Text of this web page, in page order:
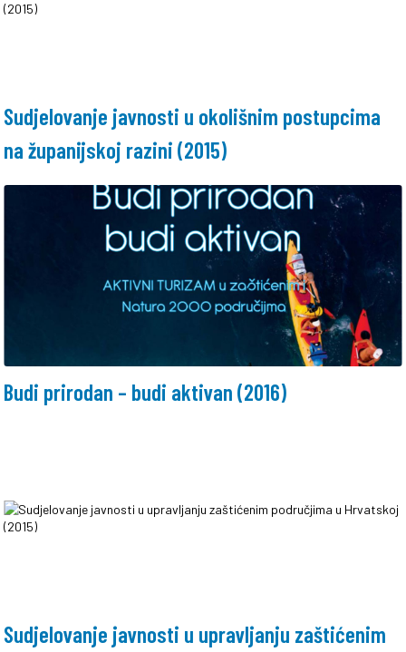
Sudjelovanje javnosti u okolišnim postupcima
na županijskoj razini (2015)
Budi prirodan – budi aktivan (2016)
Sudjelovanje javnosti u upravljanju zaštićenim